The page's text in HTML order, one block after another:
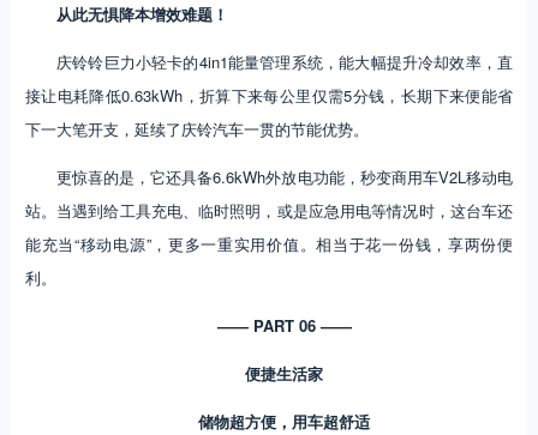
从此无惧降本增效难题！
庆铃铃巨力小轻卡的4in1能量管理系统，能大幅提升冷却效率，直
接让电耗降低0.63kWh，折算下来每公里仅需5分钱，长期下来便能省
下一大笔开支，延续了庆铃汽车一贯的节能优势。
更惊喜的是，它还具备6.6kWh外放电功能，秒变商用车V2L移动电
站。当遇到给工具充电、临时照明，或是应急用电等情况时，这台车还
能充当“移动电源”，更多一重实用价值。相当于花一份钱，享两份便
利。
—— PART 06 ——
便捷生活家
储物超方便，用车超舒适